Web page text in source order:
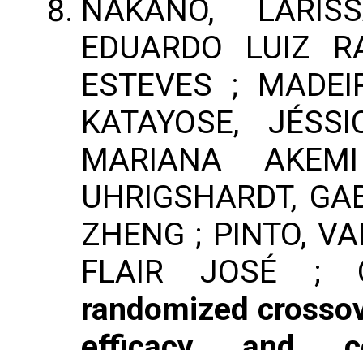
NAKANO,
EDUARDO LUIZ
ESTEVES ;
KATAYOSE,
MARIANA
UHRIGSHARDT,
ZHENG ; PINTO,
FLAIR JOSÉ ;
randomized